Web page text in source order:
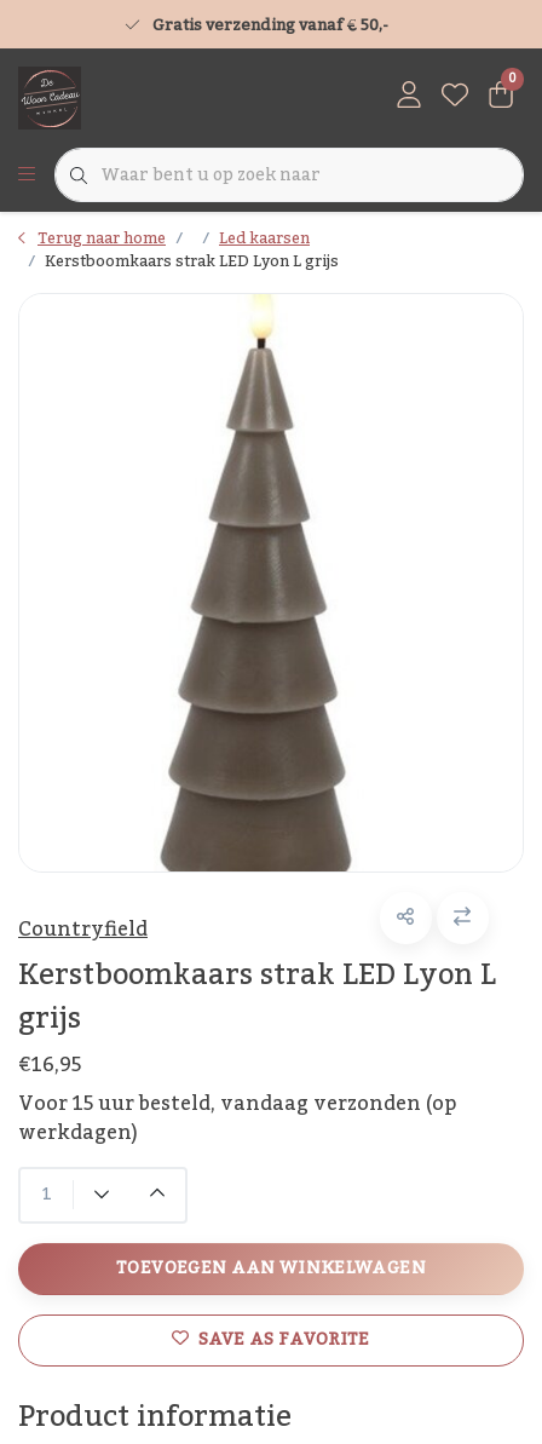
Gratis verzending vanaf € 50,-
0
Terug naar home Led kaarsen
Kerstboomkaars strak LED Lyon L grijs
Countryfield
Kerstboomkaars strak LED Lyon L
grijs
€16,95
Voor 15 uur besteld, vandaag verzonden (op
werkdagen)
TOEVOEGEN AAN WINKELWAGEN
SAVE AS FAVORITE
Product informatie